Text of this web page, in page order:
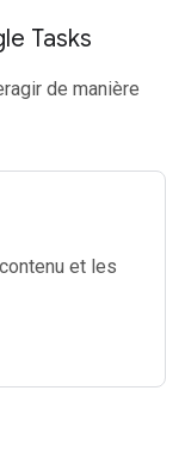
Tasks
de manière
et les